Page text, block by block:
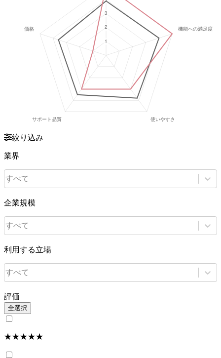
絞り込み
業界
すべて
企業規模
すべて
利用する立場
すべて
評価
全選択
★★★★★